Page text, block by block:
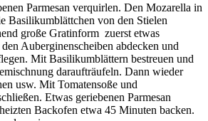
Parmesan verquirlen. Den Mozarella in
Basilikumblättchen von den Stielen
große Gratinform zuerst etwas
Auberginenscheiben abdecken und
Mit Basilikumblättern bestreuen und
daraufträufeln. Dann wieder
usw. Mit Tomatensoße und
Etwas geriebenen Parmesan
Backofen etwa 45 Minuten backen.